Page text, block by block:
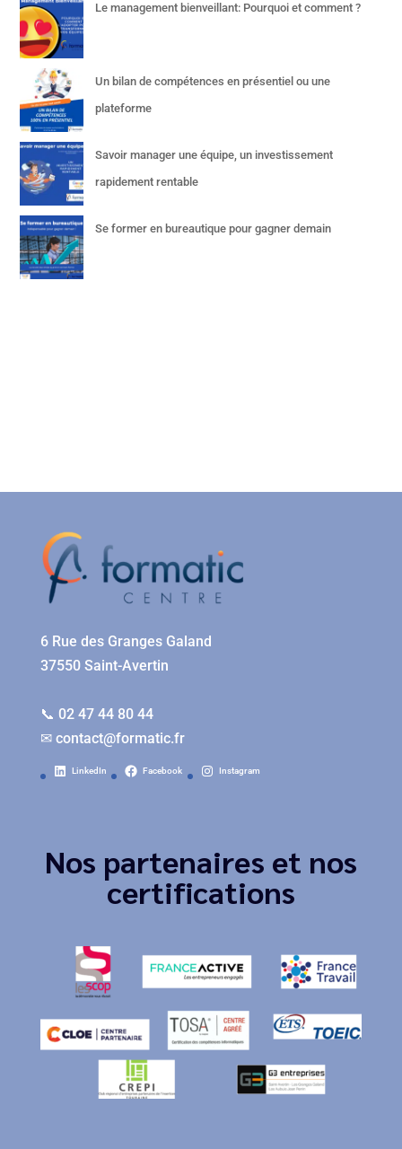
Le management bienveillant: Pourquoi et comment ?
Un bilan de compétences en présentiel ou une
plateforme
Savoir manager une équipe, un investissement
rapidement rentable
Se former en bureautique pour gagner demain
6 Rue des Granges Galand
37550 Saint-Avertin
📞 02 47 44 80 44
✉ contact@formatic.fr
LinkedIn Facebook Instagram
Nos partenaires et nos
certifications